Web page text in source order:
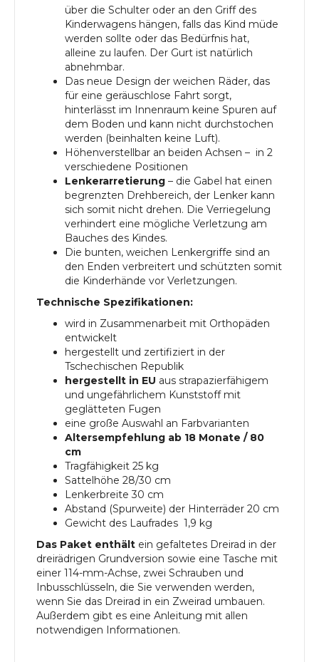
über die Schulter oder an den Griff des
Kinderwagens hängen, falls das Kind müde
werden sollte oder das Bedürfnis hat,
alleine zu laufen. Der Gurt ist natürlich
abnehmbar.
Das neue Design der weichen Räder, das
für eine geräuschlose Fahrt sorgt,
hinterlässt im Innenraum keine Spuren auf
dem Boden und kann nicht durchstochen
werden (beinhalten keine Luft).
Höhenverstellbar an beiden Achsen – in 2
verschiedene Positionen
Lenkerarretierung – die Gabel hat einen
begrenzten Drehbereich, der Lenker kann
sich somit nicht drehen. Die Verriegelung
verhindert eine mögliche Verletzung am
Bauches des Kindes.
Die bunten, weichen Lenkergriffe sind an
den Enden verbreitert und schützten somit
die Kinderhände vor Verletzungen.
Technische Spezifikationen:
wird in Zusammenarbeit mit Orthopäden
entwickelt
hergestellt und zertifiziert in der
Tschechischen Republik
hergestellt in EU aus strapazierfähigem
und ungefährlichem Kunststoff mit
geglätteten Fugen
eine große Auswahl an Farbvarianten
Altersempfehlung ab 18 Monate / 80
cm
Tragfähigkeit 25 kg
Sattelhöhe 28/30 cm
Lenkerbreite 30 cm
Abstand (Spurweite) der Hinterräder 20 cm
Gewicht des Laufrades 1,9 kg
Das Paket enthält ein gefaltetes Dreirad in der
dreirädrigen Grundversion sowie eine Tasche mit
einer 114-mm-Achse, zwei Schrauben und
Inbusschlüsseln, die Sie verwenden werden,
wenn Sie das Dreirad in ein Zweirad umbauen.
Außerdem gibt es eine Anleitung mit allen
notwendigen Informationen.